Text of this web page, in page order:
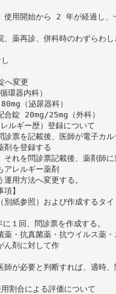
使用開始から 2 年が経過し、
、薬再診、併科時のわずらわし
変更
環器内科）
（泌尿器科）
合錠 20mg/25mg（外科）
ルギー歴）登録について
診票を記載後、医師が電子カ
剤を登録する
それを問診票記載後、薬剤師
アレルギー薬剤
用方法へ変更する。
】
別紙参照）および作成するタ
１回、問診票を作成する。
薬・抗真菌薬・抗ウイルス薬
ん剤に対して作
師が必要と判断すれば、適時
割合による評価について